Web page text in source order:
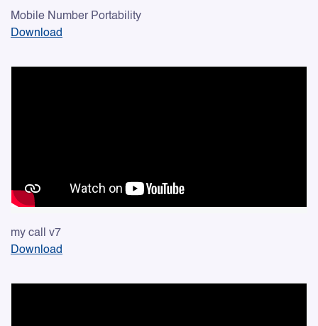
Mobile Number Portability
Download
my call v7
Download